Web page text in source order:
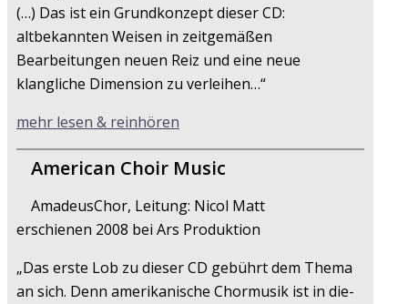
(…) Das ist ein Grundkonzept dieser CD:
altbekannten Weisen in zeitgemäßen
Bearbeitungen neuen Reiz und eine neue
klangliche Dimension zu verleihen…“
mehr lesen & reinhören
American Choir Music
AmadeusChor, Leitung: Nicol Matt
erschienen 2008 bei Ars Produktion
„Das erste Lob zu dieser CD gebührt dem Thema
an sich. Denn amerikanische Chormusik ist in die­